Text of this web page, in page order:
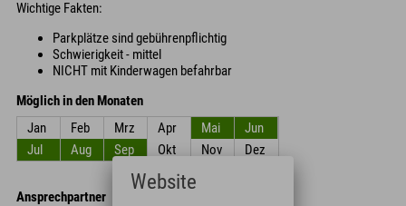
Wichtige Fakten:
Parkplätze sind gebührenpflichtig
Schwierigkeit - mittel
NICHT mit Kinderwagen befahrbar
Möglich in den Monaten
Jan
Feb Mrz Apr Mai
Jun
Jul
Aug Sep Okt Nov Dez
Ansprechpartner
Website